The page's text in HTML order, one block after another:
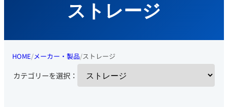
ストレージ
HOME メーカー・製品 ストレージ
カテゴリーを選択：